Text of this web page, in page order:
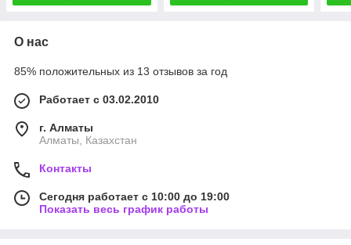
О нас
85% положительных из 13 отзывов за год
Работает с 03.02.2010
г. Алматы
Алматы, Казахстан
Контакты
Сегодня работает с 10:00 до 19:00
Показать весь график работы